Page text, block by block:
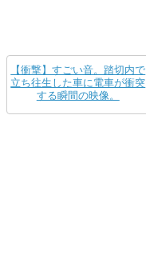
【衝撃】すごい音。踏切内で
立ち往生した車に電車が衝突
する瞬間の映像。